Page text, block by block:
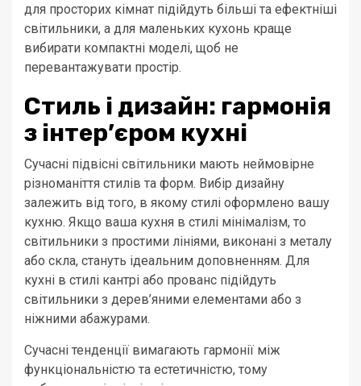
для просторих кімнат підійдуть більші та ефектніші
світильники, а для маленьких кухонь краще
вибирати компактні моделі, щоб не
перевантажувати простір.
Стиль і дизайн: гармонія
з інтер’єром кухні
Сучасні підвісні світильники мають неймовірне
різноманіття стилів та форм. Вибір дизайну
залежить від того, в якому стилі оформлено вашу
кухню. Якщо ваша кухня в стилі мінімалізм, то
світильники з простими лініями, виконані з металу
або скла, стануть ідеальним доповненням. Для
кухні в стилі кантрі або прованс підійдуть
світильники з дерев’яними елементами або з
ніжними абажурами.
Сучасні тенденції вимагають гармонії між
функціональністю та естетичністю, тому